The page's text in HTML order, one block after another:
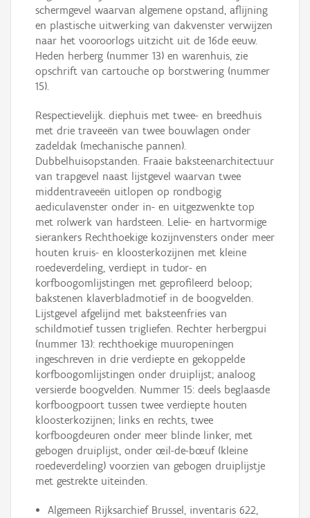
schermgevel waarvan algemene opstand, aflijning
en plastische uitwerking van dakvenster verwijzen
naar het vooroorlogs uitzicht uit de 16de eeuw.
Heden herberg (nummer 13) en warenhuis, zie
opschrift van cartouche op borstwering (nummer
15).
Respectievelijk. diephuis met twee- en breedhuis
met drie traveeën van twee bouwlagen onder
zadeldak (mechanische pannen).
Dubbelhuisopstanden. Fraaie baksteenarchitectuur
van trapgevel naast lijstgevel waarvan twee
middentraveeën uitlopen op rondbogig
aediculavenster onder in- en uitgezwenkte top
met rolwerk van hardsteen. Lelie- en hartvormige
sierankers Rechthoekige kozijnvensters onder meer
houten kruis- en kloosterkozijnen met kleine
roedeverdeling, verdiept in tudor- en
korfboogomlijstingen met geprofileerd beloop;
bakstenen klaverbladmotief in de boogvelden.
Lijstgevel afgelijnd met baksteenfries van
schildmotief tussen trigliefen. Rechter herbergpui
(nummer 13): rechthoekige muuropeningen
ingeschreven in drie verdiepte en gekoppelde
korfboogomlijstingen onder druiplijst; analoog
versierde boogvelden. Nummer 15: deels beglaasde
korfboogpoort tussen twee verdiepte houten
kloosterkozijnen; links en rechts, twee
korfboogdeuren onder meer blinde linker, met
gebogen druiplijst, onder œil-de-bœuf (kleine
roedeverdeling) voorzien van gebogen druiplijstje
met gestrekte uiteinden.
Algemeen Rijksarchief Brussel, inventaris 622,